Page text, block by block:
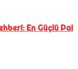
En Güçlü Pal